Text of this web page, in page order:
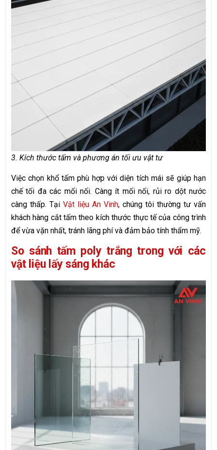
3. Kích thước tấm và phương án tối ưu vật tư
Việc chọn khổ tấm phù hợp với diện tích mái sẽ giúp hạn
chế tối đa các mối nối. Càng ít mối nối, rủi ro dột nước
càng thấp. Tại Vật liệu An Vinh, chúng tôi thường tư vấn
khách hàng cắt tấm theo kích thước thực tế của công trình
để vừa vặn nhất, tránh lãng phí và đảm bảo tính thẩm mỹ.
So sánh tấm poly trắng trong với các
vật liệu lấy sáng khác